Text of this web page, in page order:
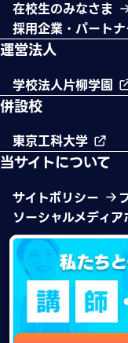
在校生のみなさま
採用企業・パート
運営法人
学校法人片柳学園
併設校
東京工科大学
当サイトについて
サイトポリシー
ソーシャルメディ